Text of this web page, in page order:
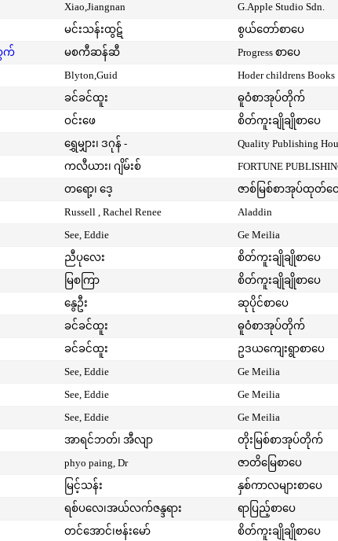
Xiao,Jiangnan
G.Apple Studio Sdn.
မင်းသန်းထွဋ်
စွယ်တော်စာပေ
က် မစကီဆန်ဆီ
Progress စာပေ
Blyton,Guid
Hoder childrens Books
ခင်ခင်ထူး
ဓူဝံစာအုပ်တိုက်
ဝင်းဖေ
စိတ်ကူးချိုချိုစာပေ
ရွှေမျှား၊ ဒဂုန် -
Quality Publishing
ကလီယား၊ ဂျိမ်းစ်
FORTUNE
တရော့၊ ဒေ့
ဇာစ်မြစ်စာအုပ်ထုတ်ဝ
Russell , Rachel Renee
Aladdin
See, Eddie
Ge Meilia
ညီပုလေး
စိတ်ကူးချိုချိုစာပေ
မြစကြာ
စိတ်ကူးချိုချိုစာပေ
နွေဦး
ဆုပိုင်စာပေ
ခင်ခင်ထူး
ဓူဝံစာအုပ်တိုက်
ခင်ခင်ထူး
ဥဒယကျေးရွာစာပေ
See, Eddie
Ge Meilia
See, Eddie
Ge Meilia
See, Eddie
Ge Meilia
အာရင်ဘတ်၊ အီလျာ
တိုးမြစ်စာအုပ်တိုက်
phyo paing, Dr
ဇာတိမြေစာပေ
မြင့်သန်း
နှစ်ကာလများစာပေ
ရစ်ပလေ၊အယ်လက်ဇန္ဒရား
ရာပြည့်စာပေ
တင်အောင်၊ဗန်းမော် စိတ်ကူးချိုချိုစာပေ